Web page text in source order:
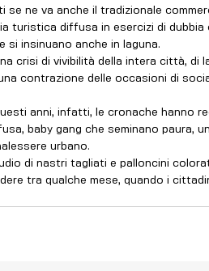
se ne va anche il tradizionale
turistica diffusa in esercizi di dubbia
si insinuano anche in laguna.
crisi di vivibilità della intera città,
contrazione delle occasioni di
anni, infatti, le cronache hanno
baby gang che seminano paura,
urbano.
di nastri tagliati e palloncini
tra qualche mese, quando i